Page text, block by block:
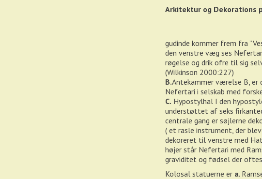
Arkitektur og Dekorations
gudinde kommer frem fra
den venstre væg ses
røgelse og drik ofre til sig
(Wilkinson 2000:227)
B.Antekammer værelse B, er
Nefertari i selskab med
C. Hypostylhal I den
understøttet af seks
centrale gang er søjlerne
( et rasle instrument, der
dekoreret til venstre med
højer står Nefertari med
graviditet og fødsel der
Kolosal statuerne er a.